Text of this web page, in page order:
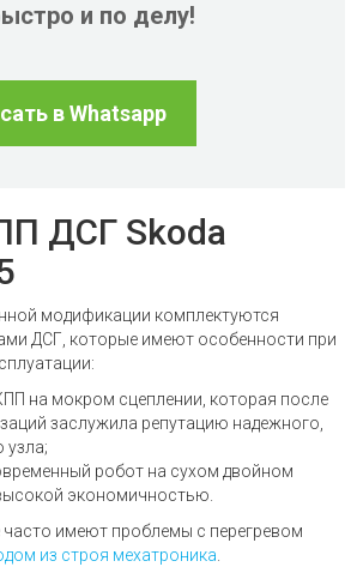
и по делу!
в Whatsapp
ДСГ Skoda
модификации комплектуются
ДСГ, которые имеют особенности при
на мокром сцеплении, которая после
заслужила репутацию надежного,
узла;
робот на сухом двойном
экономичностью.
часто имеют проблемы с перегревом
из строя мехатроника